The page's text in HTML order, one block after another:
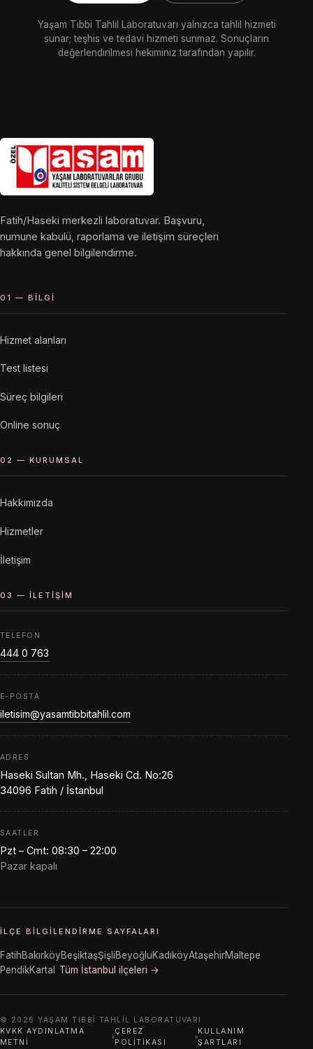
Yaşam Tıbbi Tahlil Laboratuvarı yalnızca tahlil hizmeti
sunar; teşhis ve tedavi hizmeti sunmaz. Sonuçların
değerlendirilmesi hekiminiz tarafından yapılır.
Fatih/Haseki merkezli laboratuvar. Başvuru,
numune kabulü, raporlama ve iletişim süreçleri
hakkında genel bilgilendirme.
01 — BILGI
Hizmet alanları
Test listesi
Süreç bilgileri
Online sonuç
02 — KURUMSAL
Hakkımızda
Hizmetler
İletişim
03 — İLETIŞIM
TELEFON
444 0 763
E-POSTA
iletisim@yasamtibbitahlil.com
ADRES
Haseki Sultan Mh., Haseki Cd. No:26
34096 Fatih / İstanbul
SAATLER
Pzt – Cmt: 08:30 – 22:00
Pazar kapalı
İLÇE BILGILENDIRME SAYFALARI
FatihBakırköyBeşiktaşŞişliBeyoğluKadıköyAtaşehirMaltepe
PendikKartal Tüm İstanbul ilçeleri →
© 2026 YAŞAM TIBBI TAHLIL LABORATUVARI
KVKK AYDINLATMA
METNI
·
ÇEREZ
POLITIKASI
·
KULLANIM
ŞARTLARI